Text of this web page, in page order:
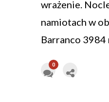
wrażenie.
namiotach w
Barranco 3984
0